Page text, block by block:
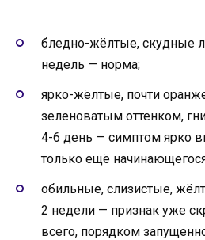
бледно-жёлтые, скудные
недель — норма;
ярко-жёлтые, почти
зеленоватым оттенком,
4-6 день — симптом ярко
только ещё
обильные, слизистые,
2 недели — признак уже
всего, порядком